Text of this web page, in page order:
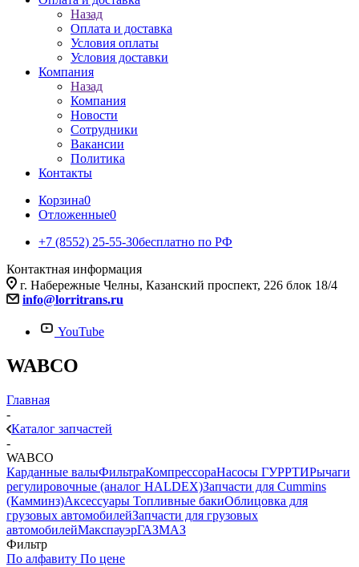
Назад
Оплата и доставка
Условия оплаты
Условия доставки
Компания
Назад
Компания
Новости
Сотрудники
Вакансии
Политика
Контакты
Корзина0
Отложенные0
+7 (8552) 25-55-30бесплатно по РФ
Контактная информация
г. Набережные Челны, Казанский проспект, 226 блок 18/4
info@lorritrans.ru
YouTube
WABCO
Главная
-
Каталог запчастей
-
WABCO
Карданные валыФильтраКомпрессораНасосы ГУРРТИРычаги
регулировочные (аналог HALDEX)Запчасти для Cummins
(Камминз)Аксессуары Топливные бакиОблицовка для
грузовых автомобилейЗапчасти для грузовых
автомобилейМакспауэрГАЗМАЗ
Фильтр
По алфавиту По цене